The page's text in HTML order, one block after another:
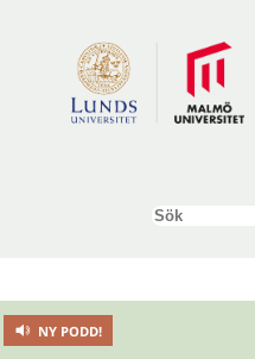
Sök
NY PODD!